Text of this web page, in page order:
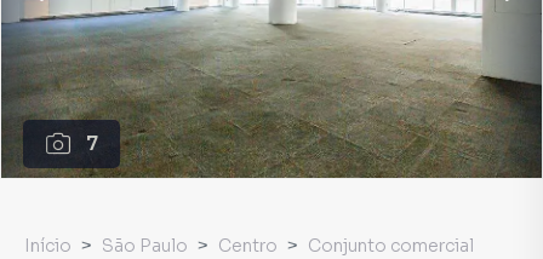
7
Início São Paulo Centro
Conjunto comercial